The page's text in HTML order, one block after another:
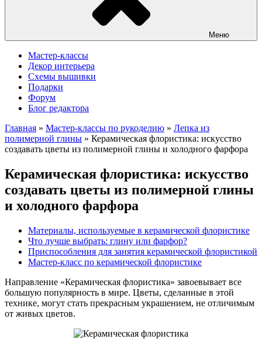
Меню
Мастер-классы
Декор интерьера
Схемы вышивки
Подарки
Форум
Блог редактора
Главная » Мастер-классы по рукоделию » Лепка из
полимерной глины » Керамическая флористика: искусство
создавать цветы из полимерной глины и холодного фарфора
Керамическая флористика: искусство
создавать цветы из полимерной глины
и холодного фарфора
Материалы, используемые в керамической флористике
Что лучше выбрать: глину или фарфор?
Приспособления для занятия керамической флористикой
Мастер-класс по керамической флористике
Направление «Керамическая флористика» завоевывает все
большую популярность в мире. Цветы, сделанные в этой
технике, могут стать прекрасным украшением, не отличимым
от живых цветов.